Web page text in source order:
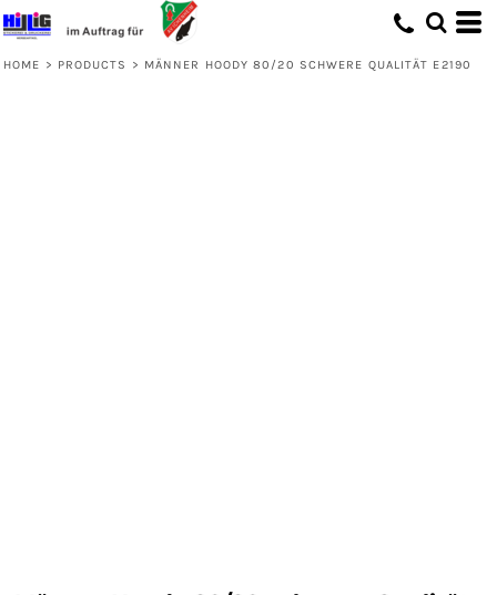
HOME > PRODUCTS > MÄNNER HOODY 80/20 SCHWERE QUALITÄT E2190